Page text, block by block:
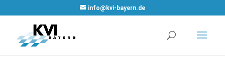
info@kvi-bayern.de
Plugin von Real